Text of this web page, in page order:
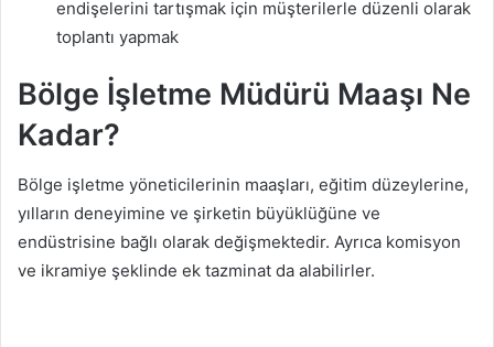
endişelerini tartışmak için müşterilerle düzenli olarak
toplantı yapmak
Bölge İşletme Müdürü Maaşı Ne
Kadar?
Bölge işletme yöneticilerinin maaşları, eğitim düzeylerine,
yılların deneyimine ve şirketin büyüklüğüne ve
endüstrisine bağlı olarak değişmektedir. Ayrıca komisyon
ve ikramiye şeklinde ek tazminat da alabilirler.